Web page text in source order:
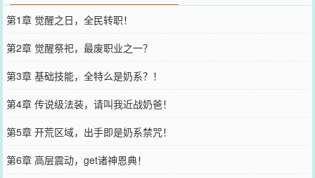
第1章 觉醒之日，全民转职！
第2章 觉醒祭祀，最废职业之一？
第3章 基础技能，全特么是奶系？！
第4章 传说级法装，请叫我近战奶爸！
第5章 开荒区域，出手即是奶系禁咒！
第6章 高层震动，get诸神恩典！